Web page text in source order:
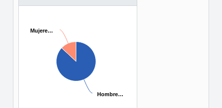
Hombre…
Hombre…
Mujere…
Mujere…